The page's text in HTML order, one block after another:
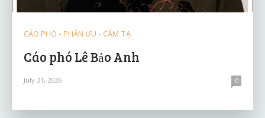
CÁO PHÓ - PHÂN ƯU - CẢM TẠ
Cáo phó Lê Bảo Anh
July 31, 2026 0